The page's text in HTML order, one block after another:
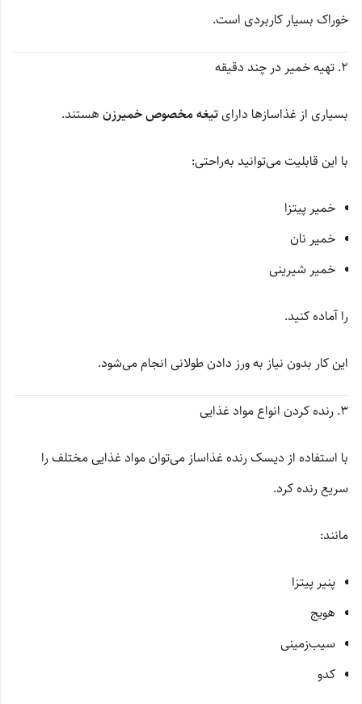
خوراک بسیار کاربردی است.
۲. تهیه خمیر در چند دقیقه
بسیاری از غذاسازها دارایتیغه مخصوص خمیرزن هستند.
با این قابلیت می‌توانید به‌راحتی:
خمیر پیتزا
خمیر نان
خمیر شیرینی
را آماده کنید.
این کار بدون نیاز به ورز دادن طولانی انجام می‌شود.
۳. رنده کردن انواع مواد غذایی
با استفاده از دیسک رنده غذاساز می‌توان مواد غذایی مختلف را
سریع رنده کرد.
مانند:
پنیر پیتزا
هویج
سیب‌زمینی
کدو